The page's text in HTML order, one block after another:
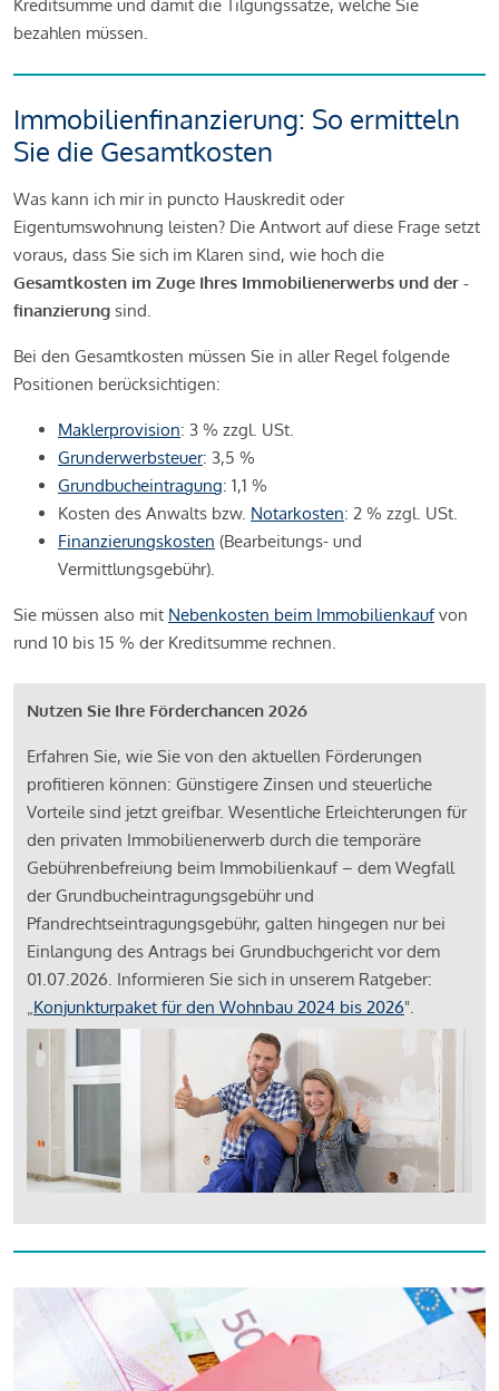
Kreditsumme und damit die Tilgungssätze, welche Sie
bezahlen müssen.
Immobilienfinanzierung: So ermitteln
Sie die Gesamtkosten
Was kann ich mir in puncto Hauskredit oder
Eigentumswohnung leisten? Die Antwort auf diese Frage setzt
voraus, dass Sie sich im Klaren sind, wie hoch die
Gesamtkosten im Zuge Ihres Immobilienerwerbs und der -
finanzierung sind.
Bei den Gesamtkosten müssen Sie in aller Regel folgende
Positionen berücksichtigen:
Maklerprovision: 3 % zzgl. USt.
Grunderwerbsteuer: 3,5 %
Grundbucheintragung: 1,1 %
Kosten des Anwalts bzw. Notarkosten: 2 % zzgl. USt.
Finanzierungskosten (Bearbeitungs- und
Vermittlungsgebühr).
Sie müssen also mit Nebenkosten beim Immobilienkaufvon
rund 10 bis 15 % der Kreditsumme rechnen.
Nutzen Sie Ihre Förderchancen 2026
Erfahren Sie, wie Sie von den aktuellen Förderungen
profitieren können: Günstigere Zinsen und steuerliche
Vorteile sind jetzt greifbar. Wesentliche Erleichterungen für
den privaten Immobilienerwerb durch die temporäre
Gebührenbefreiung beim Immobilienkauf – dem Wegfall
der Grundbucheintragungsgebühr und
Pfandrechtseintragungsgebühr, galten hingegen nur bei
Einlangung des Antrags bei Grundbuchgericht vor dem
01.07.2026. Informieren Sie sich in unserem Ratgeber:
„Konjunkturpaket für den Wohnbau 2024 bis 2026".